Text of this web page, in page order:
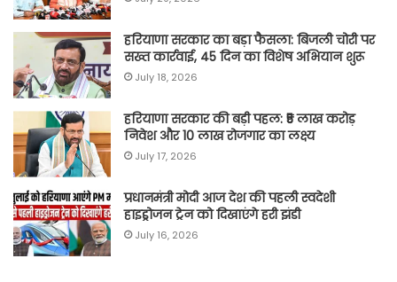
हरियाणा सरकार का बड़ा फैसला: बिजली चोरी पर
सख्त कार्रवाई, 45 दिन का विशेष अभियान शुरू
July 18, 2026
हरियाणा सरकार की बड़ी पहल: ₹5 लाख करोड़
निवेश और 10 लाख रोजगार का लक्ष्य
July 17, 2026
प्रधानमंत्री मोदी आज देश की पहली स्वदेशी
हाइड्रोजन ट्रेन को दिखाएंगे हरी झंडी
July 16, 2026